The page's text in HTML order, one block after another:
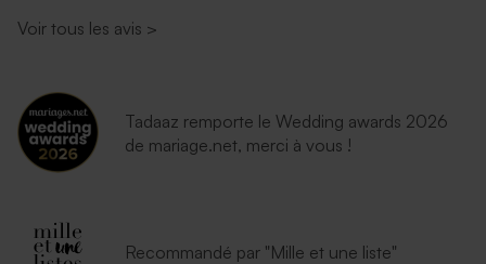
Voir tous les avis >
Tadaaz remporte le Wedding awards 2026
de mariage.net, merci à vous !
Recommandé par "Mille et une liste"